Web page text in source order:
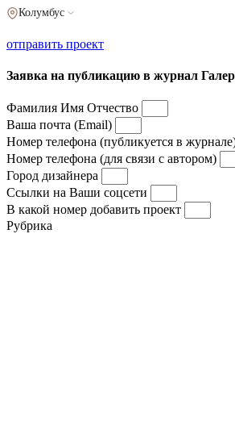
Колумбус
отправить проект
Заявка на публикацию в журнал
Фамилия Имя Отчество
Ваша почта (Email)
Номер телефона (публикуется в
Номер телефона (для связи с автором)
Город дизайнера
Ссылки на Ваши соцсети
В какой номер добавить проект
Рубрика